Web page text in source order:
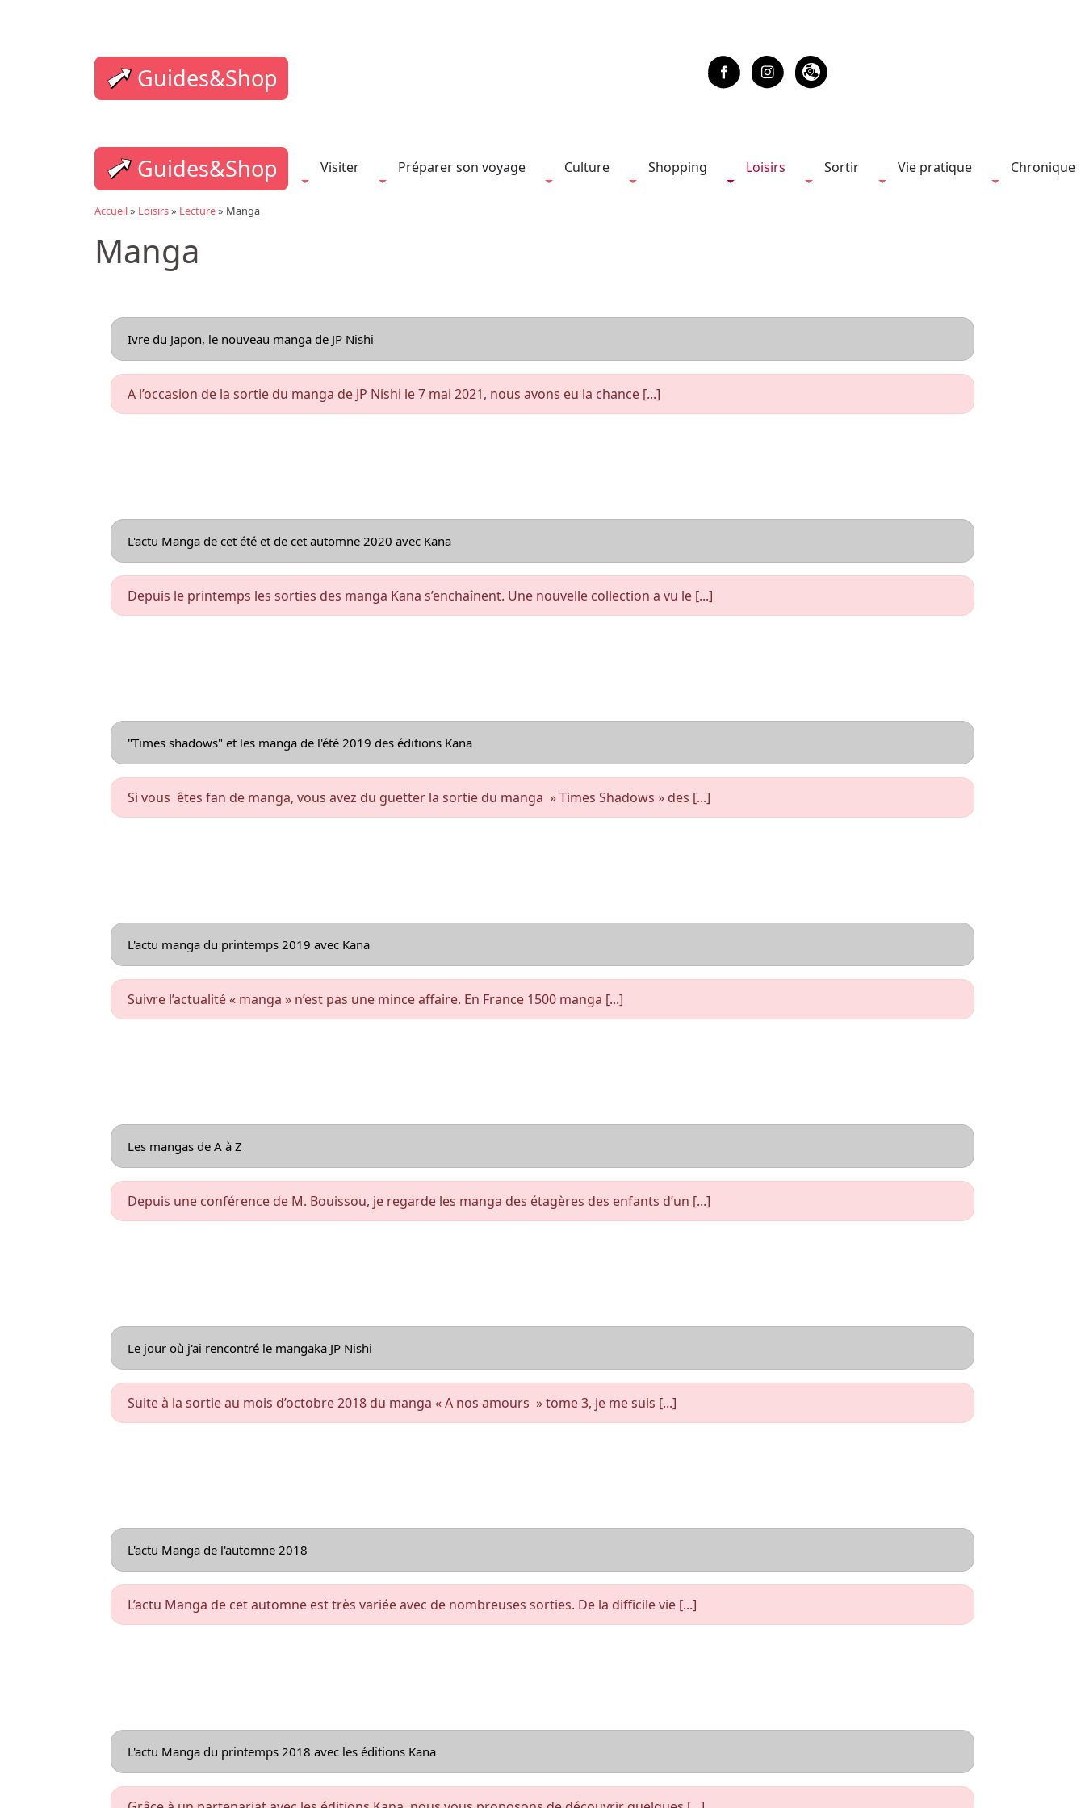
Guides&Shop
Guides&Shop Visiter Préparer son voyage Culture Shopping Loisirs Sortir Vie pratique Chronique
Accueil» Loisirs» Lecture» Manga
Manga
Ivre du Japon, le nouveau manga de JP Nishi
A l’occasion de la sortie du manga de JP Nishi le 7 mai 2021, nous avons eu la chance [...]
L'actu Manga de cet été et de cet automne 2020 avec Kana
Depuis le printemps les sorties des manga Kana s’enchaînent. Une nouvelle collection a vu le [...]
"Times shadows" et les manga de l'été 2019 des éditions Kana
Si vous êtes fan de manga, vous avez du guetter la sortie du manga » Times Shadows » des [...]
L'actu manga du printemps 2019 avec Kana
Suivre l’actualité « manga » n’est pas une mince affaire. En France 1500 manga [...]
Les mangas de A à Z
Depuis une conférence de M. Bouissou, je regarde les manga des étagères des enfants d’un [...]
Le jour où j'ai rencontré le mangaka JP Nishi
Suite à la sortie au mois d’octobre 2018 du manga « A nos amours » tome 3, je me suis [...]
L'actu Manga de l'automne 2018
L’actu Manga de cet automne est très variée avec de nombreuses sorties. De la difficile vie [...]
L'actu Manga du printemps 2018 avec les éditions Kana